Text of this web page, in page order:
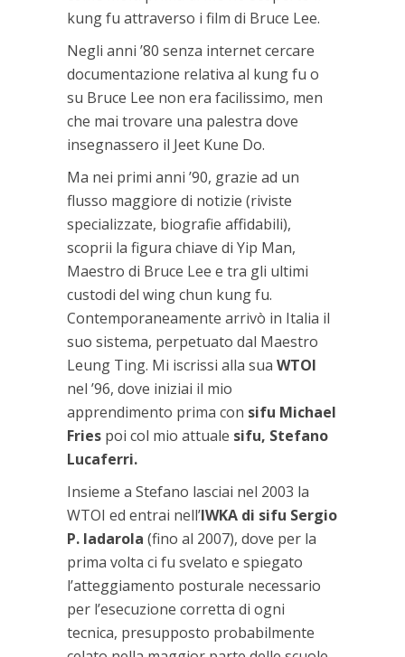
kung fu attraverso i film di Bruce Lee.
Negli anni ’80 senza internet cercare
documentazione relativa al kung fu o
su Bruce Lee non era facilissimo, men
che mai trovare una palestra dove
insegnassero il Jeet Kune Do.
Ma nei primi anni ’90, grazie ad un
flusso maggiore di notizie (riviste
specializzate, biografie affidabili),
scoprii la figura chiave di Yip Man,
Maestro di Bruce Lee e tra gli ultimi
custodi del wing chun kung fu.
Contemporaneamente arrivò in Italia il
suo sistema, perpetuato dal Maestro
Leung Ting. Mi iscrissi alla sua WTOI
nel ’96, dove iniziai il mio
apprendimento prima con sifu Michael
Fries poi col mio attuale sifu, Stefano
Lucaferri.
Insieme a Stefano lasciai nel 2003 la
WTOI ed entrai nell’IWKA di sifu Sergio
P. Iadarola (fino al 2007), dove per la
prima volta ci fu svelato e spiegato
l’atteggiamento posturale necessario
per l’esecuzione corretta di ogni
tecnica, presupposto probabilmente